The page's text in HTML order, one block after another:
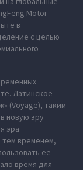
Motor
в
с целью
Латинское
(Voyage), таким
новую эру
эра
временем,
ее
время для